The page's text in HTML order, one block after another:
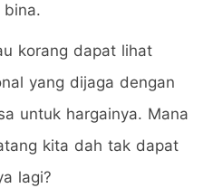
korang dapat lihat
yang dijaga dengan
untuk hargainya. Mana
kita dah tak dapat
lagi?